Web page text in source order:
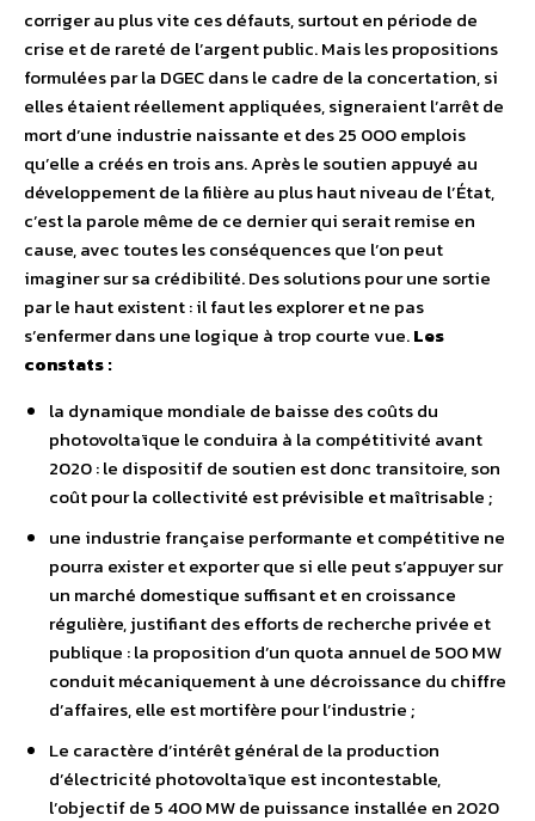
corriger au plus vite ces défauts, surtout en période de
crise et de rareté de l’argent public. Mais les propositions
formulées par la DGEC dans le cadre de la concertation, si
elles étaient réellement appliquées, signeraient l’arrêt de
mort d’une industrie naissante et des 25 000 emplois
qu’elle a créés en trois ans. Après le soutien appuyé au
développement de la filière au plus haut niveau de l’État,
c’est la parole même de ce dernier qui serait remise en
cause, avec toutes les conséquences que l’on peut
imaginer sur sa crédibilité. Des solutions pour une sortie
par le haut existent : il faut les explorer et ne pas
s’enfermer dans une logique à trop courte vue.Les
constats :
la dynamique mondiale de baisse des coûts du
photovoltaïque le conduira à la compétitivité avant
2020 : le dispositif de soutien est donc transitoire, son
coût pour la collectivité est prévisible et maîtrisable ;
une industrie française performante et compétitive ne
pourra exister et exporter que si elle peut s’appuyer sur
un marché domestique suffisant et en croissance
régulière, justifiant des efforts de recherche privée et
publique : la proposition d’un quota annuel de 500 MW
conduit mécaniquement à une décroissance du chiffre
d’affaires, elle est mortifère pour l’industrie ;
Le caractère d’intérêt général de la production
d’électricité photovoltaïque est incontestable,
l’objectif de 5 400 MW de puissance installée en 2020